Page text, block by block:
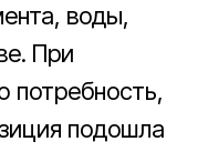
воды,
При
потребность,
подошла